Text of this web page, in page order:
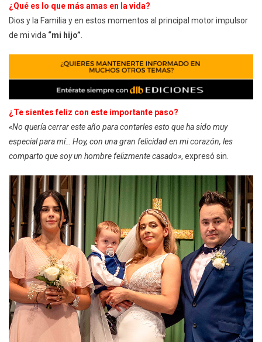
¿Qué es lo que más amas en la vida?
Dios y la Familia y en estos momentos al principal motor impulsor
de mi vida “mi hijo”
¿Te sientes feliz con este importante paso?
«No quería cerrar este año para contarles esto que ha sido muy
especial para mí… Hoy, con una gran felicidad en mi corazón, les
comparto que soy un hombre felizmente casado», expresó sin.